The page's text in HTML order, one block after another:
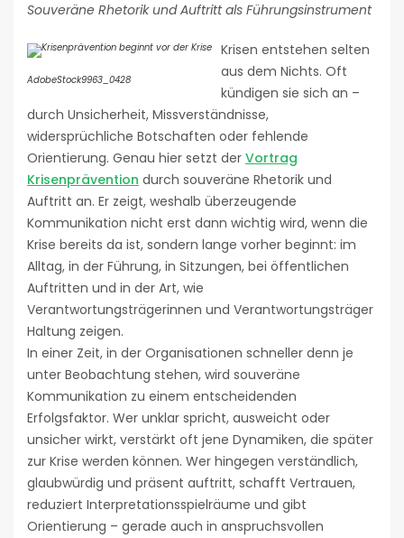
Souveräne Rhetorik und Auftritt als Führungsinstrument
AdobeStock9963_0428
Krisen entstehen selten
aus dem Nichts. Oft
kündigen sie sich an –
durch Unsicherheit, Missverständnisse,
widersprüchliche Botschaften oder fehlende
Orientierung. Genau hier setzt der Vortrag
Krisenprävention durch souveräne Rhetorik und
Auftritt an. Er zeigt, weshalb überzeugende
Kommunikation nicht erst dann wichtig wird, wenn die
Krise bereits da ist, sondern lange vorher beginnt: im
Alltag, in der Führung, in Sitzungen, bei öffentlichen
Auftritten und in der Art, wie
Verantwortungsträgerinnen und Verantwortungsträger
Haltung zeigen.
In einer Zeit, in der Organisationen schneller denn je
unter Beobachtung stehen, wird souveräne
Kommunikation zu einem entscheidenden
Erfolgsfaktor. Wer unklar spricht, ausweicht oder
unsicher wirkt, verstärkt oft jene Dynamiken, die später
zur Krise werden können. Wer hingegen verständlich,
glaubwürdig und präsent auftritt, schafft Vertrauen,
reduziert Interpretationsspielräume und gibt
Orientierung – gerade auch in anspruchsvollen